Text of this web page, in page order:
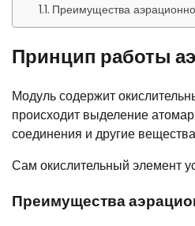
Преимущества
Принцип работы
Модуль содержит
происходит выделение
соединения и другие
Сам окислительный элемент
Преимущества